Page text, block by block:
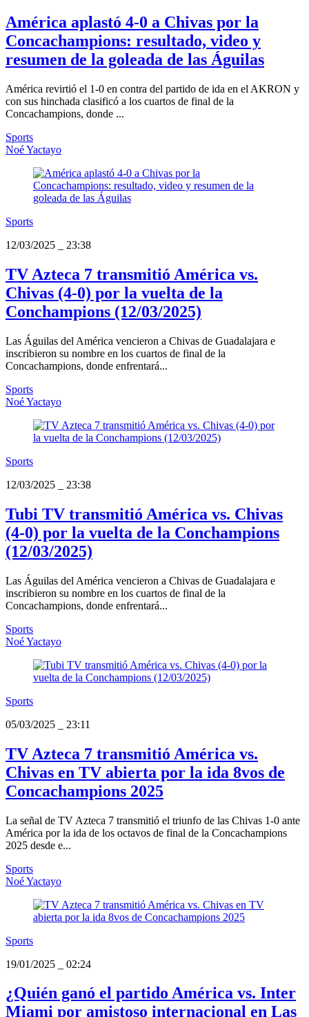
América aplastó 4-0 a Chivas por la
Concachampions: resultado, video y
resumen de la goleada de las Águilas
América revirtió el 1-0 en contra del partido de ida en el AKRON y
con sus hinchada clasificó a los cuartos de final de la
Concachampions, donde ...
Sports
Noé Yactayo
Sports
12/03/2025
23:38
TV Azteca 7 transmitió América vs.
Chivas (4-0) por la vuelta de la
Conchampions (12/03/2025)
Las Águilas del América vencieron a Chivas de Guadalajara e
inscribieron su nombre en los cuartos de final de la
Concachampions, donde enfrentará...
Sports
Noé Yactayo
Sports
12/03/2025
23:38
Tubi TV transmitió América vs. Chivas
(4-0) por la vuelta de la Conchampions
(12/03/2025)
Las Águilas del América vencieron a Chivas de Guadalajara e
inscribieron su nombre en los cuartos de final de la
Concachampions, donde enfrentará...
Sports
Noé Yactayo
Sports
05/03/2025
23:11
TV Azteca 7 transmitió América vs.
Chivas en TV abierta por la ida 8vos de
Concachampions 2025
La señal de TV Azteca 7 transmitió el triunfo de las Chivas 1-0 ante
América por la ida de los octavos de final de la Concachampions
2025 desde e...
Sports
Noé Yactayo
Sports
19/01/2025
02:24
¿Quién ganó el partido América vs. Inter
Miami por amistoso internacional en Las